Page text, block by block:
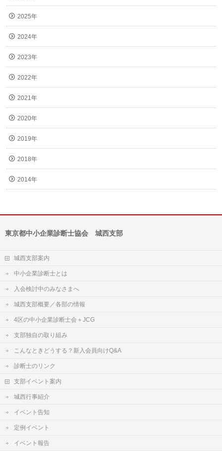
2025年
2024年
2023年
2022年
2021年
2020年
2019年
2018年
2014年
東京都中小企業診断士協会 城西支部
城西支部案内
中小企業診断士とは
入会検討中のみなさまへ
城西支部概要／各部の情報
4区の中小企業診断士会＋JCG
支部独自の取り組み
こんなときどうする？新入会員向けQ&A
診断士のリンク
支部イベント案内
城西行事紹介
イベント告知
定例イベント
イベント報告